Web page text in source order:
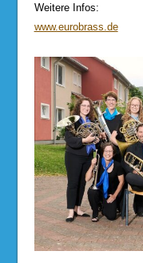
Weitere Infos:
www.eurobrass.de